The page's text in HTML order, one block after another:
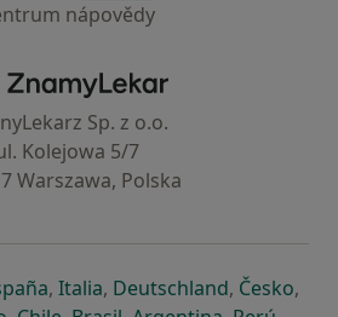
nápovědy
ZnamyLekar - Hlavní stránka
Sp. z o.o.
Kolejowa 5/7
Warszawa, Polska
záložce
v nové záložce
se otevře v nové záložce
, Italiase otevře v nové záložce
, Deutschlandse otevře v
, Českose
,